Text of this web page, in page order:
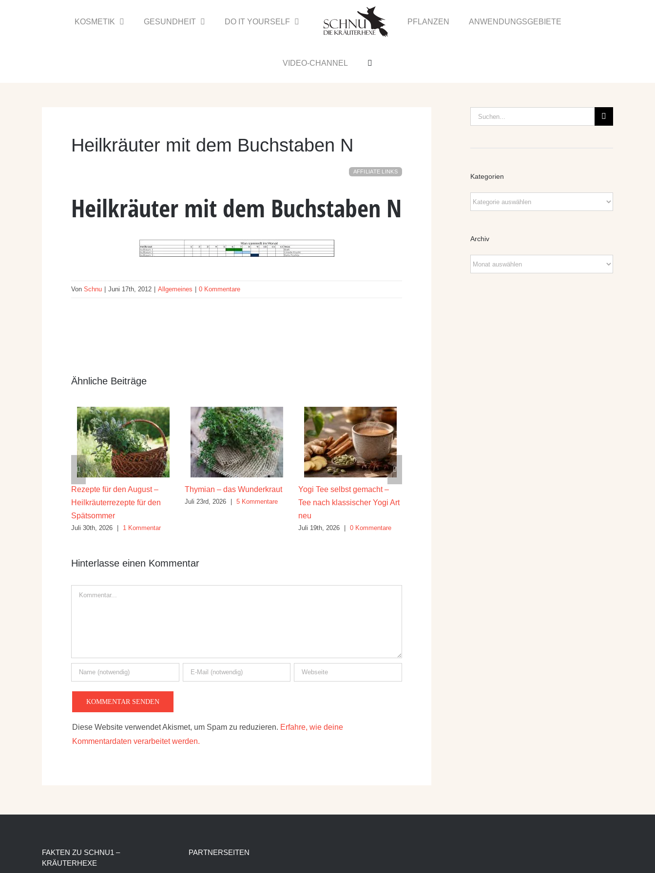
KOSMETIK GESUNDHEIT DO IT YOURSELF PFLANZEN ANWENDUNGSGEBIETE
VIDEO-CHANNEL
Heilkräuter mit dem Buchstaben N
AFFILIATE LINKS
Heilkräuter mit dem Buchstaben N
Von Schnu | Juni 17th, 2012 | Allgemeines | 0 Kommentare
Ähnliche Beiträge
Rezepte für den August –
Heilkräuterrezepte für den
Spätsommer
Juli 30th, 2026 | 1 Kommentar
Thymian – das Wunderkraut
Juli 23rd, 2026 | 5 Kommentare
Yogi Tee selbst gemacht –
Tee nach klassischer Yogi Art
neu
Juli 19th, 2026 | 0 Kommentare
Hinterlasse einen Kommentar
Kommentar
Diese Website verwendet Akismet, um Spam zu reduzieren. Erfahre, wie deine
Kommentardaten verarbeitet werden.
Suche
nach:
Kategorien
Kategorien
Archiv
Archiv
FAKTEN ZU SCHNU1 –
KRÄUTERHEXE
PARTNERSEITEN